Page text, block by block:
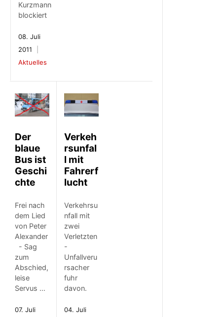
Kurzmann
blockiert
08. Juli
2011
Aktuelles
Der
blaue
Bus ist
Geschi
chte
Frei nach
dem Lied
von Peter
Alexander
- Sag
zum
Abschied,
leise
Servus ...
07. Juli
Verkeh
rsunfal
l mit
Fahrerf
lucht
Verkehrsu
nfall mit
zwei
Verletzten
-
Unfallveru
rsacher
fuhr
davon.
04. Juli